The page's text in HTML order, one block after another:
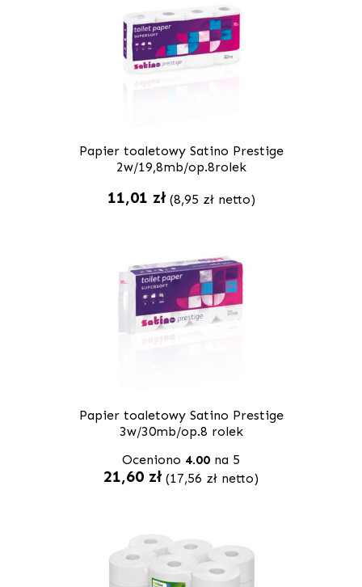
Papier toaletowy Satino Prestige
2w/19,8mb/op.8rolek
11,01 zł(8,95 złnetto)
Papier toaletowy Satino Prestige
3w/30mb/op.8 rolek
Oceniono 4.00 na 5
21,60 zł (17,56 zł netto)